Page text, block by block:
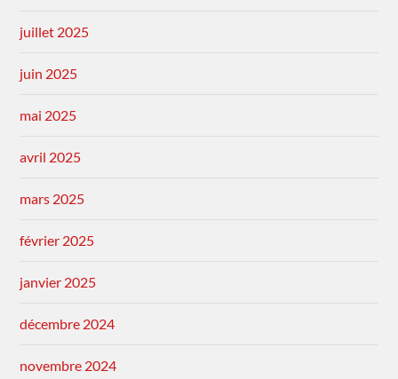
juillet 2025
juin 2025
mai 2025
avril 2025
mars 2025
février 2025
janvier 2025
décembre 2024
novembre 2024